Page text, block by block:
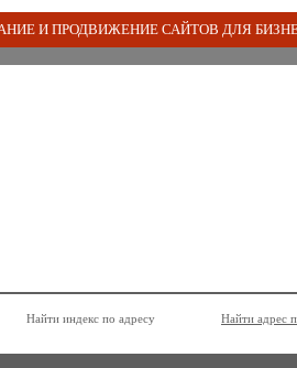
И ПРОДВИЖЕНИЕ САЙТОВ ДЛЯ
Найти индекс по адресу Найти адрес